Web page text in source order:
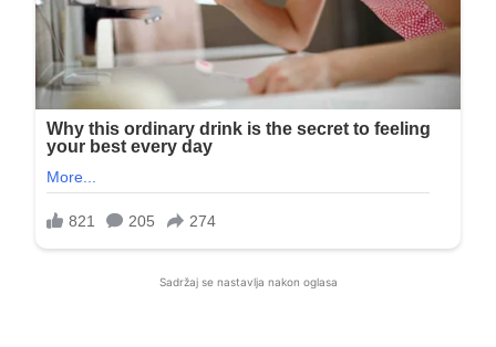
Sadržaj se nastavlja nakon oglasa